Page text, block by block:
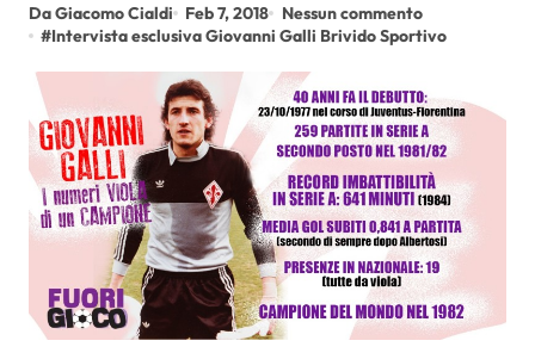
Da Giacomo Cialdi Feb 7, 2018
Nessun commento
#Intervista esclusiva Giovanni Galli Brivido Sportivo